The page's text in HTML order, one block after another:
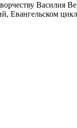
Василия
Евангельском